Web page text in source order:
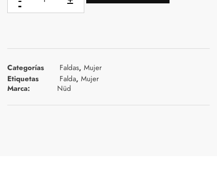
Categorías Faldas, Mujer
Etiquetas
Falda, Mujer
Marca:
Nüd